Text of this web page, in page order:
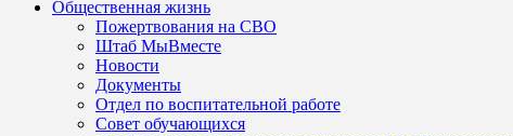
Общественная жизнь
Пожертвования на СВО
Штаб МыВместе
Новости
Документы
Отдел по воспитательной работе
Совет обучающихся